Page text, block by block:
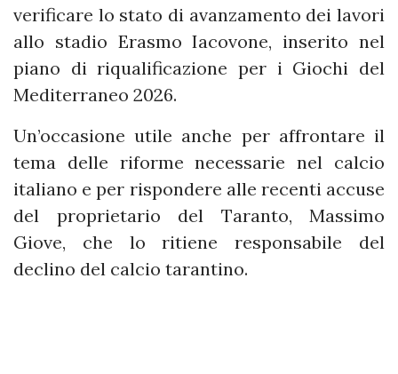
verificare lo stato di avanzamento dei lavori
allo stadio Erasmo Iacovone, inserito nel
piano di riqualificazione per i Giochi del
Mediterraneo 2026.
Un’occasione utile anche per affrontare il
tema delle riforme necessarie nel calcio
italiano e per rispondere alle recenti accuse
del proprietario del Taranto, Massimo
Giove, che lo ritiene responsabile del
declino del calcio tarantino.